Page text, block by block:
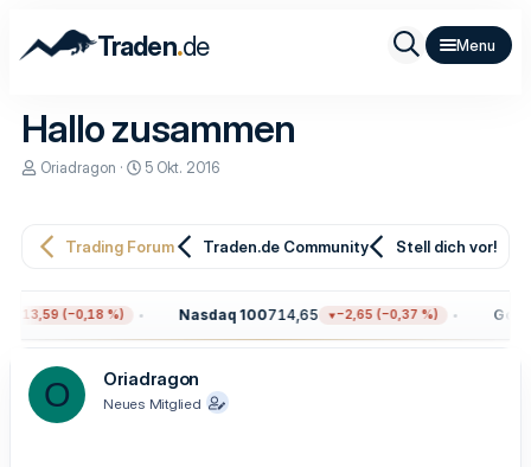
Traden.de
Hallo zusammen
E
e
r
Oriadragon
E
e
m
5 Okt. 2016
Trading Forum Traden.de Community Stell dich vor!
−13,59 (−0,18 %) Nasdaq 100714,65 −2,65 (−0,37 %) Gold
O Oriadragon
Neues Mitglied